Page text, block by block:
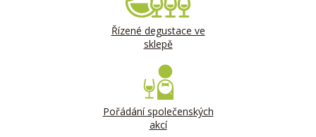
Řízené degustace ve
sklepě
Pořádání společenských
akcí